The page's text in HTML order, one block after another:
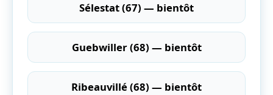
Sélestat (67) — bientôt
Guebwiller (68) — bientôt
Ribeauvillé (68) — bientôt